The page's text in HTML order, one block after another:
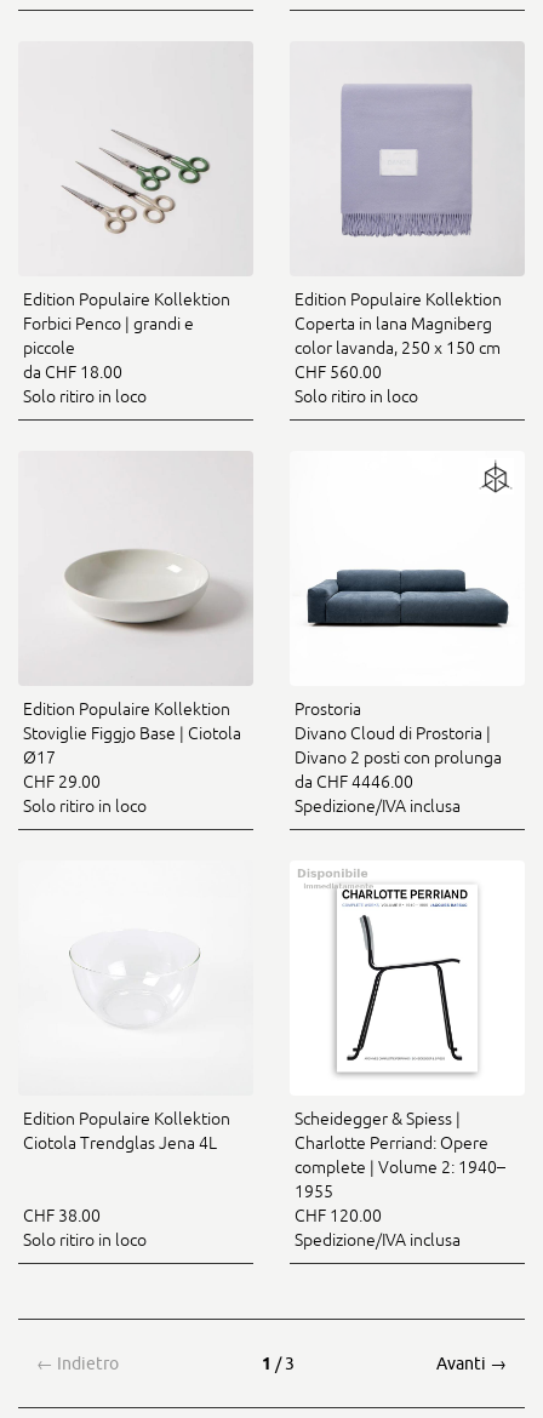
Edition Populaire Kollektion
Forbici Penco | grandi e
piccole
da CHF 18.00
Solo ritiro in loco
Edition Populaire Kollektion
Coperta in lana Magniberg
color lavanda, 250 x 150 cm
CHF 560.00
Solo ritiro in loco
Edition Populaire Kollektion
Stoviglie Figgjo Base | Ciotola
Ø17
CHF 29.00
Solo ritiro in loco
Prostoria
Divano Cloud di Prostoria |
Divano 2 posti con prolunga
da CHF 4446.00
Spedizione/IVA inclusa
Edition Populaire Kollektion
Ciotola Trendglas Jena 4L
CHF 38.00
Solo ritiro in loco
Scheidegger & Spiess |
Charlotte Perriand: Opere
complete | Volume 2: 1940–
1955
CHF 120.00
Spedizione/IVA inclusa
← Indietro 1 / 3 Avanti →